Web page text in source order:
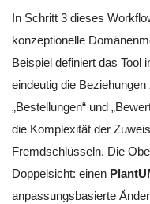
In Schritt 3 dieses
konzeptionelle
Beispiel definiert das Tool
eindeutig die Beziehungen
„Bestellungen“ und
die Komplexität der
Fremdschlüsseln. Die
Doppelsicht: einen
anpassungsbasierte